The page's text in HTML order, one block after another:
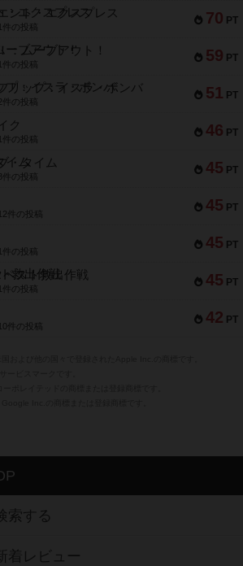
70 PT
ント・エクスプレス
1件の投稿
59 PT
：ムーブアウト！
1件の投稿
51 PT
リップ：イスラ・ボンバ
件の投稿
46 PT
ク
1件の投稿
45 PT
・タイム
件の投稿
45 PT
12件の投稿
45 PT
1件の投稿
45 PT
ペスト救出作戦
1件の投稿
42 PT
10件の投稿
索する
着レビュー